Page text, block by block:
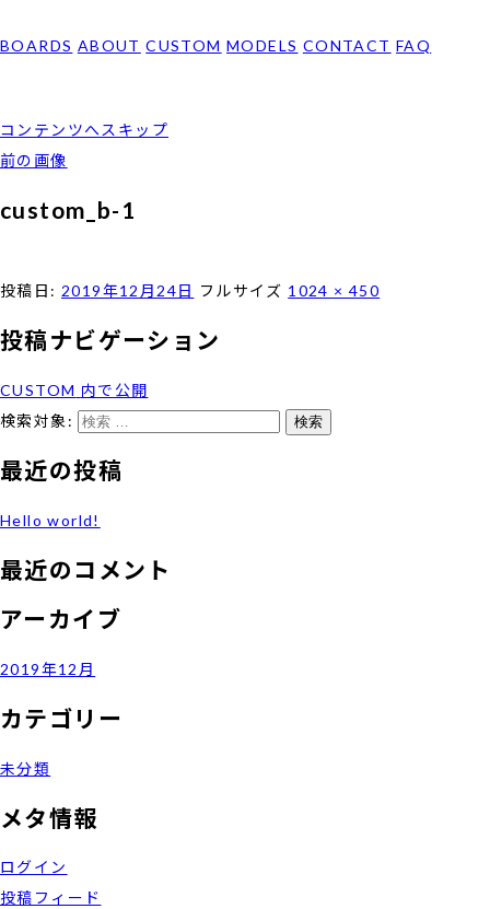
BOARDS ABOUT CUSTOM MODELS CONTACT FAQ
コンテンツへスキップ
前の画像
custom_b-1
投稿日: 2019年12月24日 フルサイズ 1024 × 450
投稿ナビゲーション
CUSTOM 内で公開
検索対象:
検索
最近の投稿
Hello world!
最近のコメント
アーカイブ
2019年12月
カテゴリー
未分類
メタ情報
ログイン
投稿フィード